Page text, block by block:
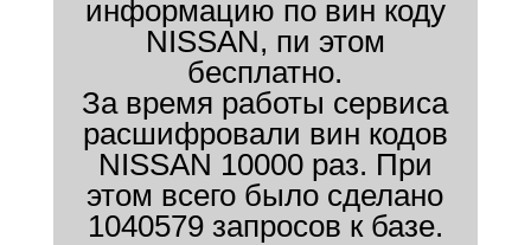
информацию по вин коду
NISSAN, пи этом
бесплатно.
За время работы сервиса
расшифровали вин кодов
NISSAN 10000 раз. При
этом всего было сделано
1040579 запросов к базе.